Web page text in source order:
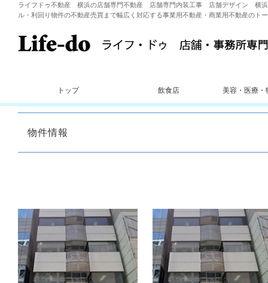
ライフドゥ不動産 横浜の店舗専門不動産 店舗専門内装工事 店舗デザイン 横浜
ル・利回り物件の不動産売買まで幅広く対応する事業用不動産・商業用不動産の
トップ 飲食店 美容・医療・
物件情報